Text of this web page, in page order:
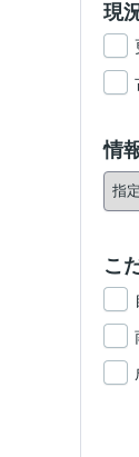
現
情
こ